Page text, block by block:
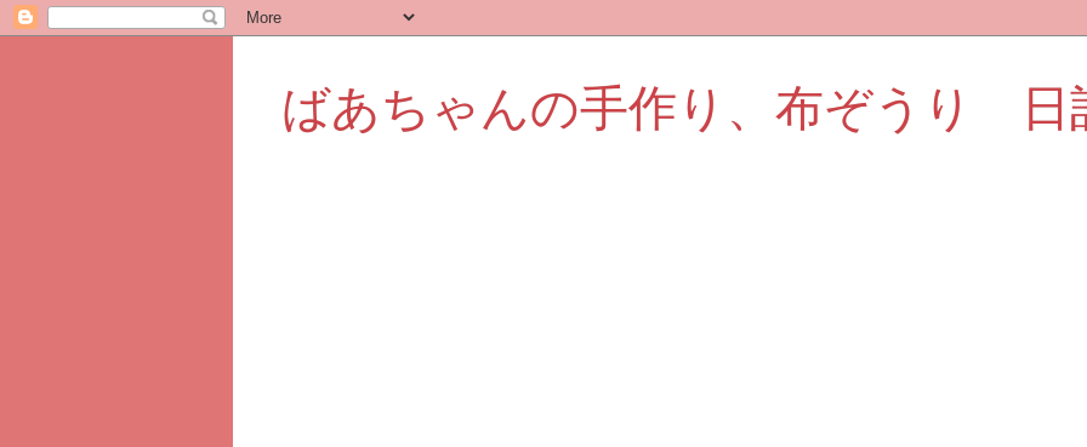
ばあちゃんの手作り、布ぞうり 日